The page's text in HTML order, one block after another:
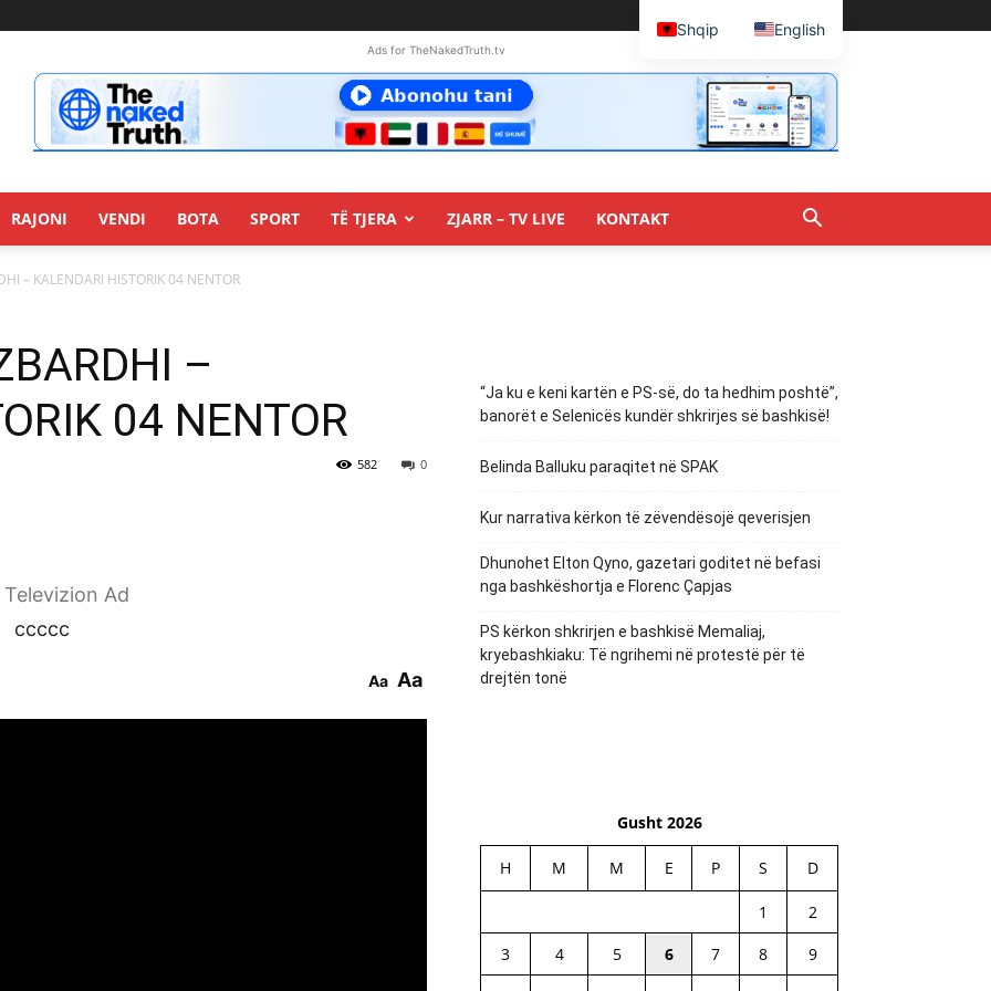
Ads for TheNakedTruth.tv
RAJONI VENDI BOTA SPORT TË TJERA ZJARR – TV LIVE KONTAKT
– KALENDARI HISTORIK 04 NENTOR
–
04 NENTOR
0
582
Ad
ccccc
Aa Aa
“Ja ku e keni kartën e PS-së, do ta hedhim poshtë”,
banorët e Selenicës kundër shkrirjes së bashkisë!
Belinda Balluku paraqitet në SPAK
Kur narrativa kërkon të zëvendësojë qeverisjen
Dhunohet Elton Qyno, gazetari goditet në befasi
nga bashkëshortja e Florenc Çapjas
PS kërkon shkrirjen e bashkisë Memaliaj,
kryebashkiaku: Të ngrihemi në protestë për të
drejtën tonë
Gusht 2026
H M M E P S D
1
2
3
4 5 6 7 8
9
Shqip English